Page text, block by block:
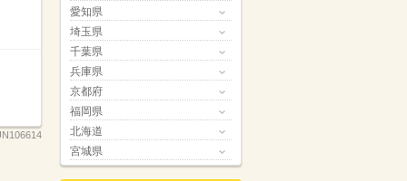
愛知県
埼玉県
千葉県
兵庫県
京都府
福岡県
北海道
宮城県